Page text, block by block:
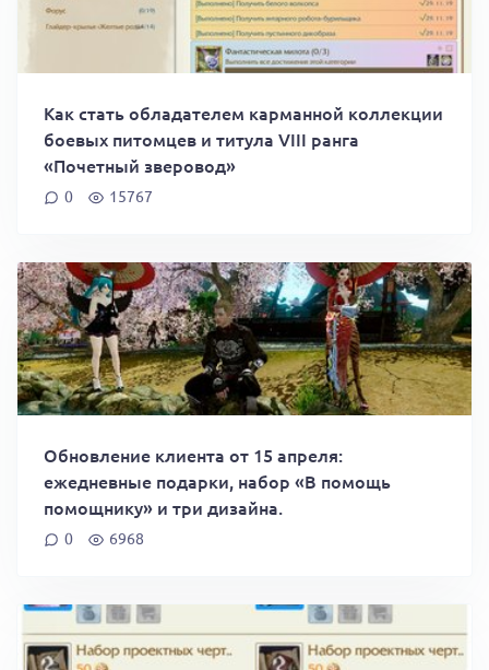
Как стать обладателем карманной коллекции
боевых питомцев и титула VIII ранга
«Почетный зверовод»
0 15767
Обновление клиента от 15 апреля:
ежедневные подарки, набор «В помощь
помощнику» и три дизайна.
0 6968